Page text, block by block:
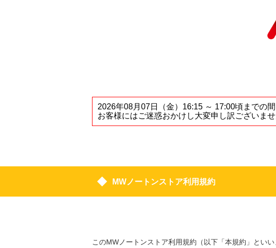
2026年08月07日（金）16:15 ～ 17:00頃までの
お客様にはご迷惑おかけし大変申し訳ございませ
MWノートンストア利用規約
このMWノートンストア利用規約（以下「本規約」とい